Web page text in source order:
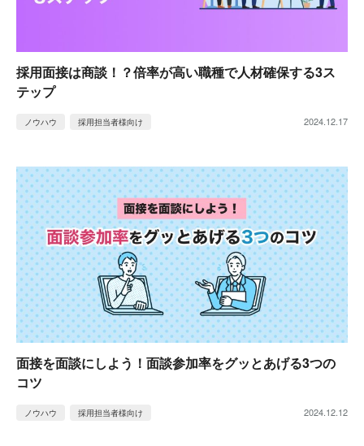
採用面接は商談！？倍率が高い職種で人材確保する3ス
テップ
ノウハウ 採用担当者様向け 2024.12.17
面接を面談にしよう！面談参加率をグッとあげる3つの
コツ
ノウハウ 採用担当者様向け 2024.12.12